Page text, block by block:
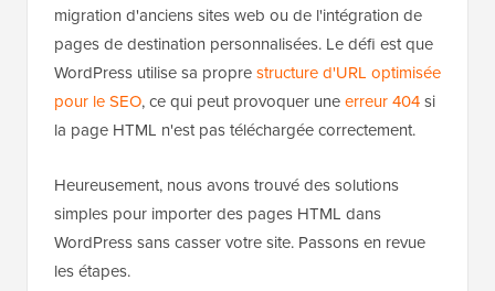
migration d'anciens sites web ou de l'intégration de
pages de destination personnalisées. Le défi est que
WordPress utilise sa proprestructure d'URL optimisée
pour le SEO, ce qui peut provoquer uneerreur 404si
la page HTML n'est pas téléchargée correctement.
Heureusement, nous avons trouvé des solutions
simples pour importer des pages HTML dans
WordPress sans casser votre site. Passons en revue
les étapes.